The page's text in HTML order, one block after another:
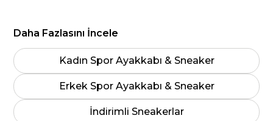
Daha Fazlasını İncele
Kadın Spor Ayakkabı & Sneaker
Erkek Spor Ayakkabı & Sneaker
İndirimli Sneakerlar